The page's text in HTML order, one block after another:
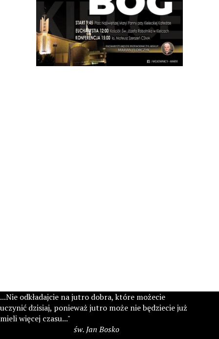
...Nie odkładajcie na jutro dobra, które możecie
uczynić dzisiaj, ponieważ jutro może nie będziecie już
mieli więcej czasu..."
św. Jan Bosko